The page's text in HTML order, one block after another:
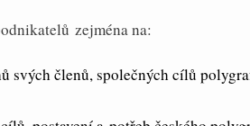
zejména na:
svých členů, společných cílů